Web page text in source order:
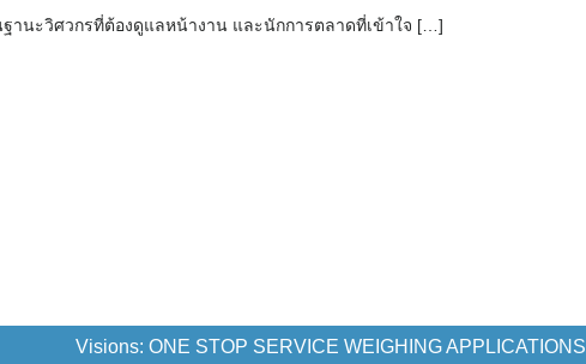
ฐานะวิศวกรที่ต้องดูแลหน้างาน และนักการตลาดที่เข้าใจ […]
Visions: ONE STOP SERVICE WEIGHING APPLICATIONS